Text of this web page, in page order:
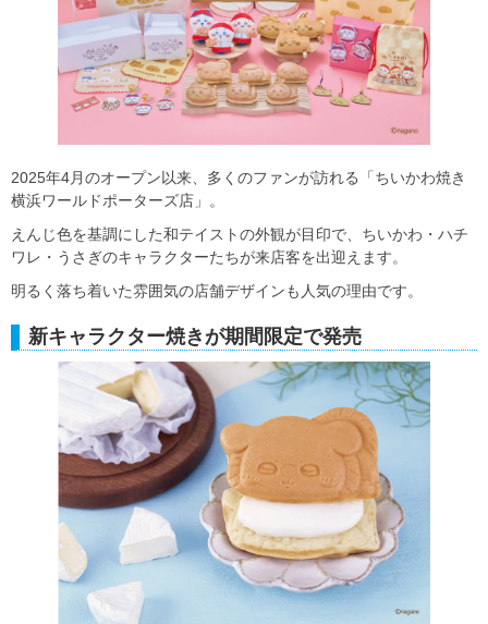
2025年4月のオープン以来、多くのファンが訪れる「ちいかわ焼き
横浜ワールドポーターズ店」。
えんじ色を基調にした和テイストの外観が目印で、ちいかわ・ハチ
ワレ・うさぎのキャラクターたちが来店客を出迎えます。
明るく落ち着いた雰囲気の店舗デザインも人気の理由です。
新キャラクター焼きが期間限定で発売